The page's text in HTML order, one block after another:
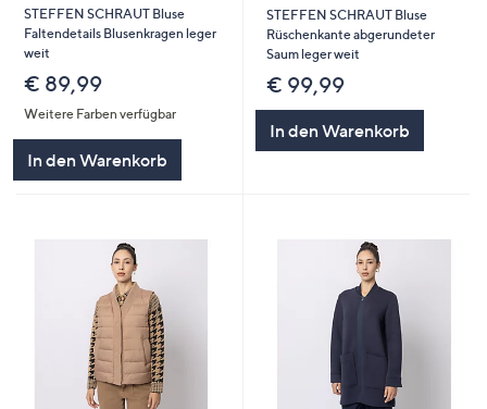
STEFFEN SCHRAUT Bluse
Faltendetails Blusenkragen leger
weit
€ 89,99
Weitere Farben verfügbar
In den Warenkorb
STEFFEN SCHRAUT Bluse
Rüschenkante abgerundeter
Saum leger weit
€ 99,99
In den Warenkorb